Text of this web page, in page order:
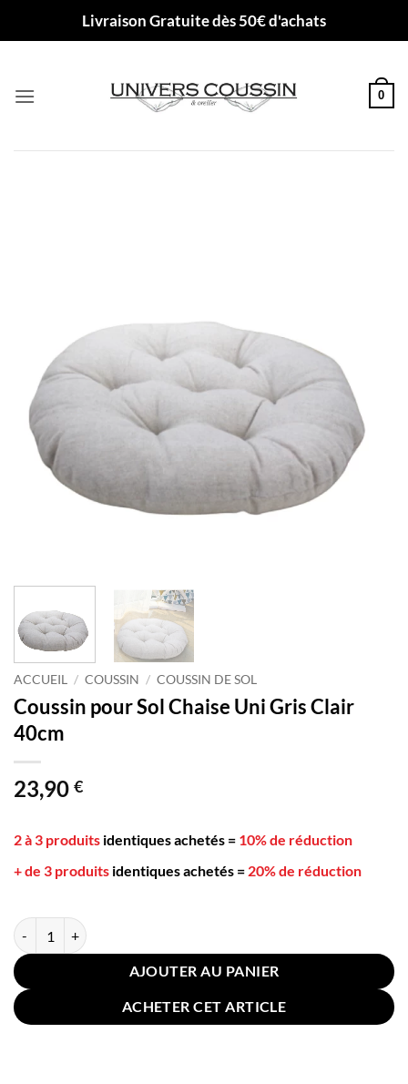
Livraison Gratuite dès 50€ d'achats
0
ACCUEIL / COUSSIN / COUSSIN DE SOL
Coussin pour Sol Chaise Uni Gris Clair
40cm
23,90 €
2 à 3 produits identiques achetés = 10% de réduction
+ de 3 produits identiques achetés = 20% de réduction
quantité de Coussin pour Sol Chaise Uni Gris Clair 40cm
AJOUTER AU PANIER
ACHETER CET ARTICLE